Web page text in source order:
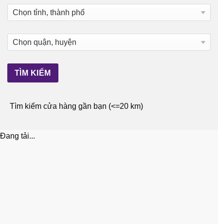
Tìm kiếm cửa hàng gần bạn (<=20 km)
Đang tải...